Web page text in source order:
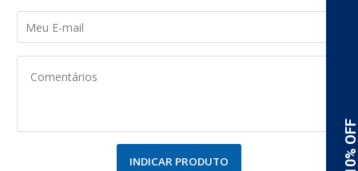
INDICAR PRODUTO